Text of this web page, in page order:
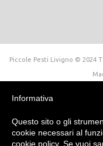
Piccole Pesti Livigno © 2024
Informativa
Questo sito o gli
cookie necessari al
cookie policy. Se vuoi